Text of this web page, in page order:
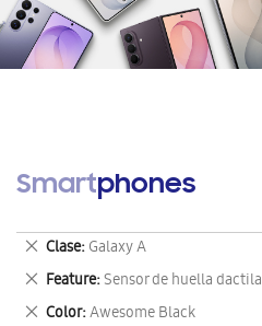
Smartphones
Clase Galaxy A
Eliminar
este
artículo
Feature Sensor de huella
Eliminar
este
Color Awesome Black
Eliminar